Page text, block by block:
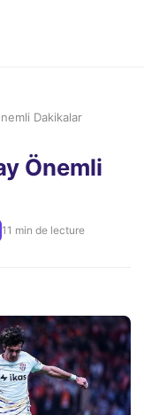
Dakikalar
Önemli
11 min de lecture